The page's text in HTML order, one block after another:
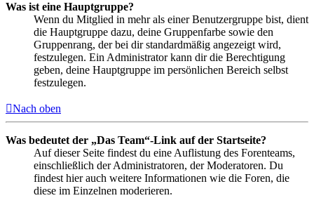
Was ist eine Hauptgruppe?
Wenn du Mitglied in mehr als einer Benutzergruppe bist, dient
die Hauptgruppe dazu, deine Gruppenfarbe sowie den
Gruppenrang, der bei dir standardmäßig angezeigt wird,
festzulegen. Ein Administrator kann dir die Berechtigung
geben, deine Hauptgruppe im persönlichen Bereich selbst
festzulegen.
Nach oben
Was bedeutet der „Das Team“-Link auf der Startseite?
Auf dieser Seite findest du eine Auflistung des Forenteams,
einschließlich der Administratoren, der Moderatoren. Du
findest hier auch weitere Informationen wie die Foren, die
diese im Einzelnen moderieren.